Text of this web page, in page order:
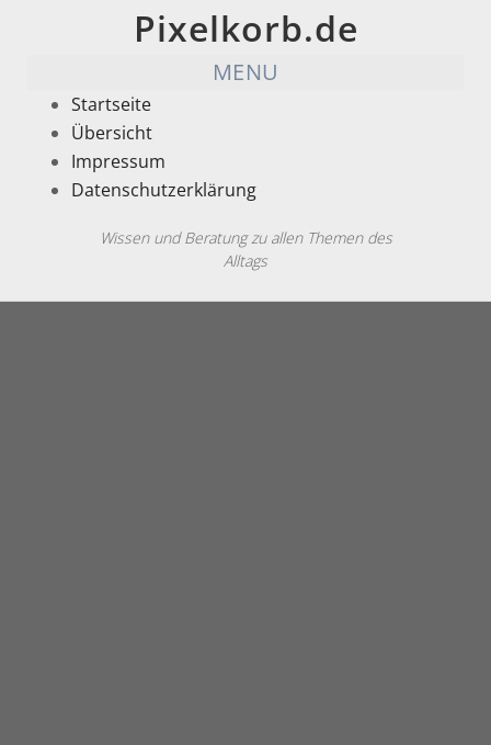
Pixelkorb.de
MENU
Startseite
Übersicht
Impressum
Datenschutzerklärung
Wissen und Beratung zu allen Themen des
Alltags